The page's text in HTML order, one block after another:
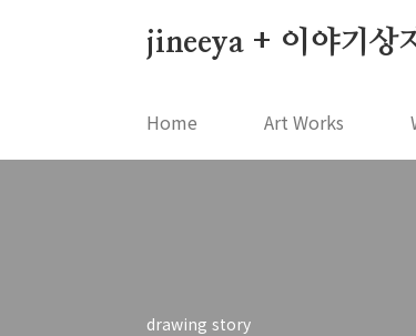
jineeya + 이야기상
Home Art Works
drawing story